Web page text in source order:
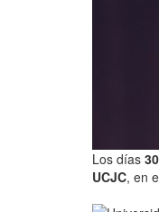
Los días
UCJC, en